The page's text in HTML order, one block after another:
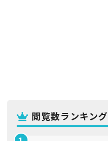
閲覧数ランキング